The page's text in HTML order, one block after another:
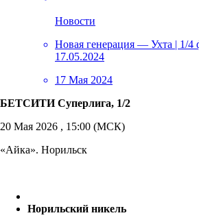
Новости
Новая генерация — Ухта | 1/4
17.05.2024
17 Мая 2024
БЕТСИТИ Суперлига, 1/2
20 Мая 2026 , 15:00 (МСК)
«Айка». Норильск
Норильский никель